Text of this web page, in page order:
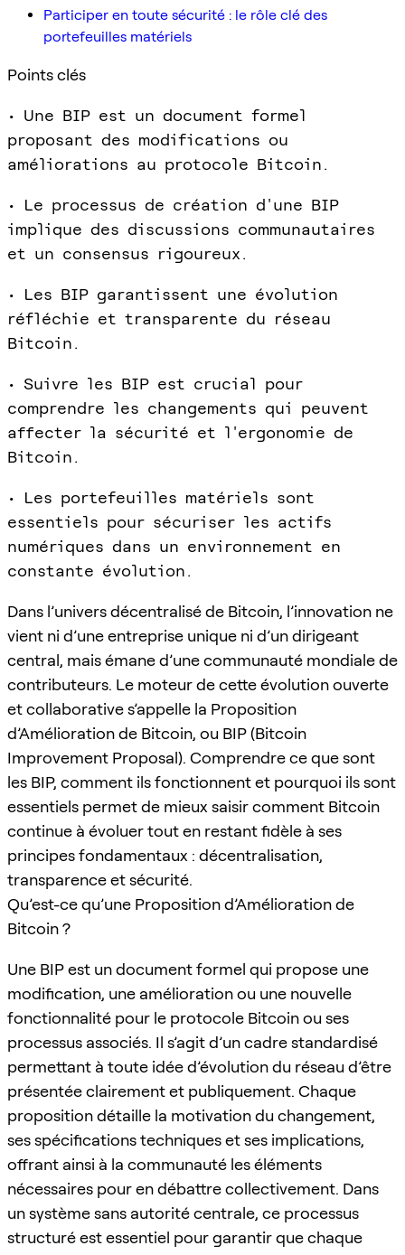
Participer en toute sécurité : le rôle clé des
portefeuilles matériels
Points clés
• Une BIP est un document formel
proposant des modifications ou
améliorations au protocole Bitcoin.
• Le processus de création d'une BIP
implique des discussions communautaires
et un consensus rigoureux.
• Les BIP garantissent une évolution
réfléchie et transparente du réseau
Bitcoin.
• Suivre les BIP est crucial pour
comprendre les changements qui peuvent
affecter la sécurité et l'ergonomie de
Bitcoin.
• Les portefeuilles matériels sont
essentiels pour sécuriser les actifs
numériques dans un environnement en
constante évolution.
Dans l’univers décentralisé de Bitcoin, l’innovation ne
vient ni d’une entreprise unique ni d’un dirigeant
central, mais émane d’une communauté mondiale de
contributeurs. Le moteur de cette évolution ouverte
et collaborative s’appelle la Proposition
d’Amélioration de Bitcoin, ou BIP (Bitcoin
Improvement Proposal). Comprendre ce que sont
les BIP, comment ils fonctionnent et pourquoi ils sont
essentiels permet de mieux saisir comment Bitcoin
continue à évoluer tout en restant fidèle à ses
principes fondamentaux : décentralisation,
transparence et sécurité.
Qu’est-ce qu’une Proposition d’Amélioration de
Bitcoin ?
Une BIP est un document formel qui propose une
modification, une amélioration ou une nouvelle
fonctionnalité pour le protocole Bitcoin ou ses
processus associés. Il s’agit d’un cadre standardisé
permettant à toute idée d’évolution du réseau d’être
présentée clairement et publiquement. Chaque
proposition détaille la motivation du changement,
ses spécifications techniques et ses implications,
offrant ainsi à la communauté les éléments
nécessaires pour en débattre collectivement. Dans
un système sans autorité centrale, ce processus
structuré est essentiel pour garantir que chaque